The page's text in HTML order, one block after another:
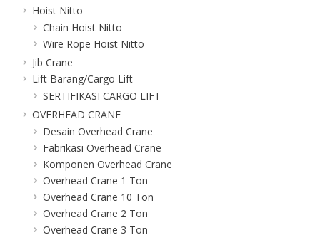
Hoist Nitto
Chain Hoist Nitto
Wire Rope Hoist Nitto
Jib Crane
Lift Barang/Cargo Lift
SERTIFIKASI CARGO LIFT
OVERHEAD CRANE
Desain Overhead Crane
Fabrikasi Overhead Crane
Komponen Overhead Crane
Overhead Crane 1 Ton
Overhead Crane 10 Ton
Overhead Crane 2 Ton
Overhead Crane 3 Ton